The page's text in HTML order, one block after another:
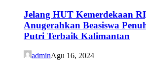
Jelang HUT Kemerdekaan
Anugerahkan Beasiswa
Putri Terbaik Kalimantan
adminAgu 16, 2024